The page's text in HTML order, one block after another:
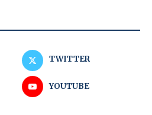
TWITTER
YOUTUBE